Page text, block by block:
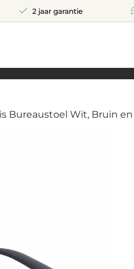
2 jaar garantie
Bureaustoel Wit, Bruin